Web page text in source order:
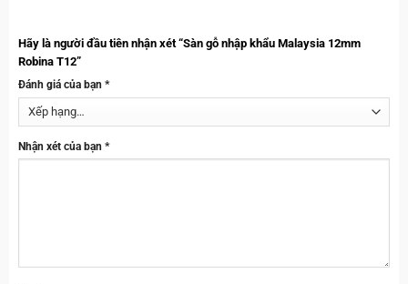
Hãy là người đầu tiên nhận xét “Sàn gỗ nhập khẩu Malaysia 12mm
Robina T12”
Đánh giá của bạn *
Nhận xét của bạn *